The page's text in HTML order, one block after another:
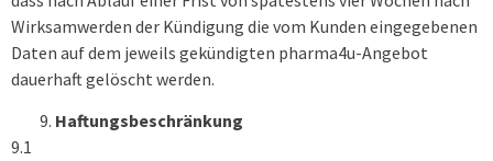
Wirksamwerden der Kündigung die vom Kunden eingegebenen
Daten auf dem jeweils gekündigten pharma4u-Angebot
dauerhaft gelöscht werden.
Haftungsbeschränkung
9.1